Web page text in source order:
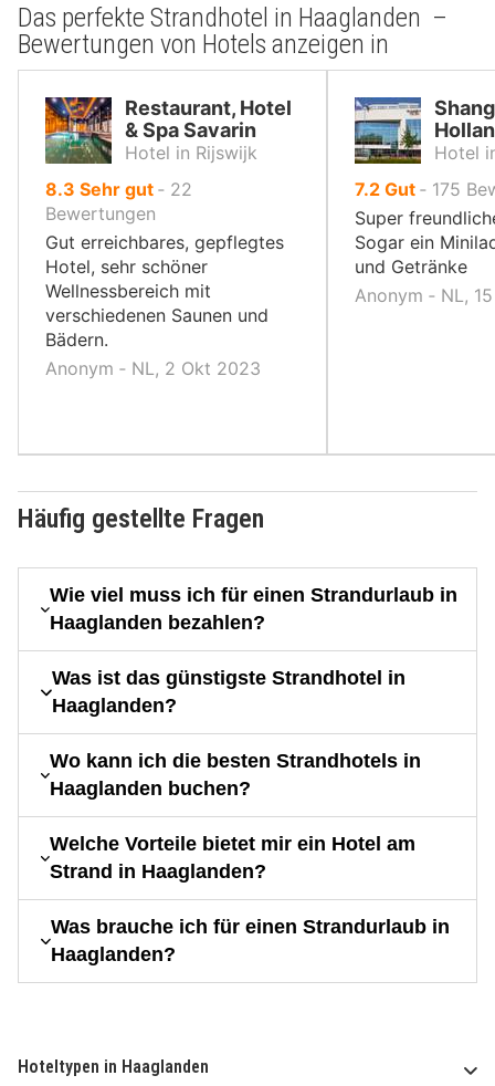
Das perfekte Strandhotel in Haaglanden –
Bewertungen von Hotels anzeigen in
Restaurant, Hotel
& Spa Savarin
Hotel in Rijswijk
8.3 von
10,
Sehr gut ‐ 22
Bewertungen
Gut erreichbares, gepflegtes
Hotel, sehr schöner
Wellnessbereich mit
verschiedenen Saunen und
Bädern.
Anonym ‐ NL, 2 Okt 2023
Hotel
7.2von
10,
Gut ‐ 175
Super
Sogar ein
und Getränke
Anonym ‐ NL,
Häufig gestellte Fragen
Wie viel muss ich für einen Strandurlaub in
Haaglanden bezahlen?
Was ist das günstigste Strandhotel in
Haaglanden?
Wo kann ich die besten Strandhotels in
Haaglanden buchen?
Welche Vorteile bietet mir ein Hotel am
Strand in Haaglanden?
Was brauche ich für einen Strandurlaub in
Haaglanden?
Hoteltypen in Haaglanden